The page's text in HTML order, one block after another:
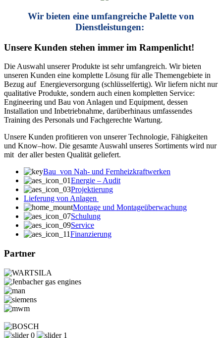
Wir bieten eine umfangreiche Palette von
Dienstleistungen:
Unsere Kunden stehen immer im Rampenlicht!
Die Auswahl unserer Produkte ist sehr umfangreich. Wir bieten
unseren Kunden eine komplette Lösung für alle Themengebiete in
Bezug auf Energieversorgung (schlüsselfertig). Wir liefern nicht nur
qualitative Produkte, sondern auch einen kompletten Service:
Engineering und Bau von Anlagen und Equipment, dessen
Installation und Inbetriebnahme, darüberhinaus umfassendes
Training des Personals und Fachgerechte Wartung.
Unsere Kunden profitieren von unserer Technologie, Fähigkeiten
und Know–how. Die gesamte Auswahl unseres Sortiments wird nur
mit der aller besten Qualität geliefert.
Bau von Nah- und Fernheizkraftwerken
Energie – Audit
Projektierung
Lieferung von Anlagen
Montage und Montageüberwachung
Schulung
Service
Finanzierung
Partner